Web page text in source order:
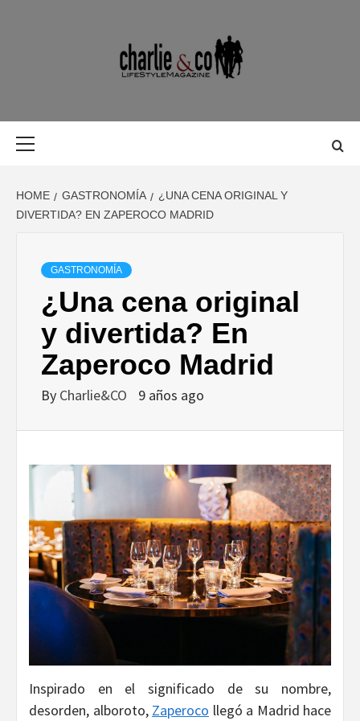
MAGAZINE
BELLEZA,
OCIO,
MOTOR,
DISEÑO…
MAGAZINE DE GASTRONOMÍA, BELLEZA, OCIO, VIAJES,
HOME GASTRONOMÍA
¿UNA CENA ORIGINAL Y
DIVERTIDA? EN ZAPEROCO MADRID
GASTRONOMÍA
¿Una cena original
y divertida? En
Zaperoco Madrid
By Charlie&CO 9 años ago
Inspirado en el significado de su nombre,
desorden, alboroto, Zaperoco llegó a Madrid hace